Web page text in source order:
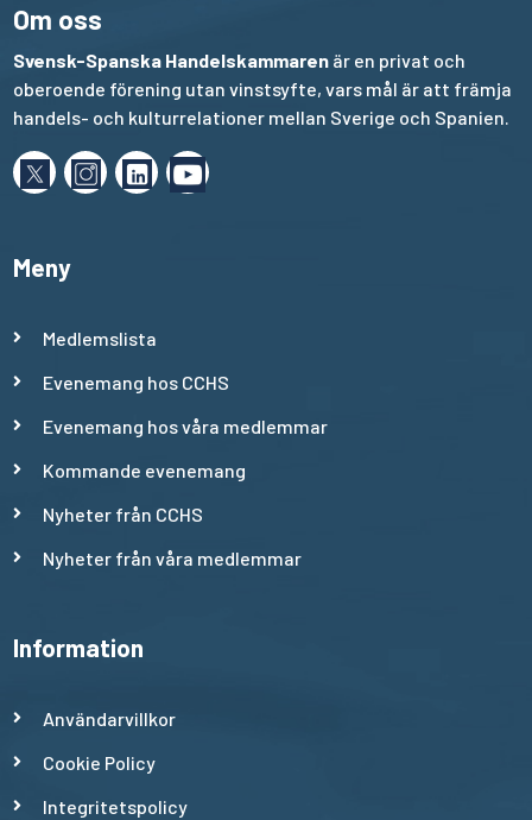
Om oss
Svensk-Spanska Handelskammaren är en privat och
oberoende förening utan vinstsyfte, vars mål är att främja
handels- och kulturrelationer mellan Sverige och Spanien.
Meny
Medlemslista
Evenemang hos CCHS
Evenemang hos våra medlemmar
Kommande evenemang
Nyheter från CCHS
Nyheter från våra medlemmar
Information
Användarvillkor
Cookie Policy
Integritetspolicy